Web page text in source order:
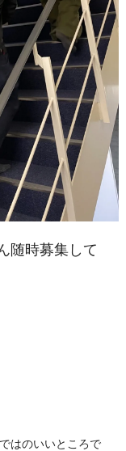
随時募集して
はのいいところで